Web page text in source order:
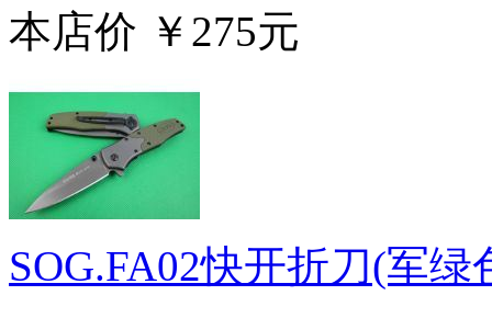
本店价 ￥275元
SOG.FA02快开折刀(军绿